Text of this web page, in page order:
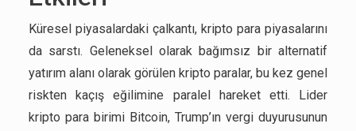
Küresel piyasalardaki çalkantı, kripto para piyasalarını
da sarstı. Geleneksel olarak bağımsız bir alternatif
yatırım alanı olarak görülen kripto paralar, bu kez genel
riskten kaçış eğilimine paralel hareket etti. Lider
kripto para birimi Bitcoin, Trump’ın vergi duyurusunun